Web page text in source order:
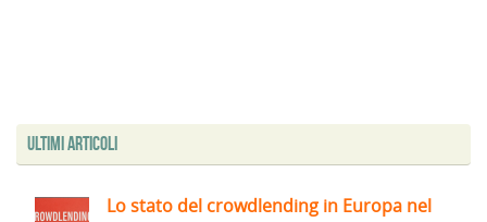
Ultimi articoli
Lo stato del crowdlending in Europa nel